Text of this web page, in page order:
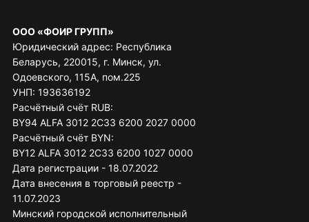
ООО «ФОИР ГРУПП»
Юридический адрес: Республика
Беларусь, 220015, г. Минск, ул.
Одоевского, 115А, пом.225
УНП: 193636192
Расчётный счёт RUB:
BY94 ALFA 3012 2C33 6200 2027 0000
Расчётный счёт BYN:
BY12 ALFA 3012 2C33 6200 1027 0000
Дата регистрации - 18.07.2022
Дата внесения в торговый реестр -
11.07.2023
Минский городской исполнительный